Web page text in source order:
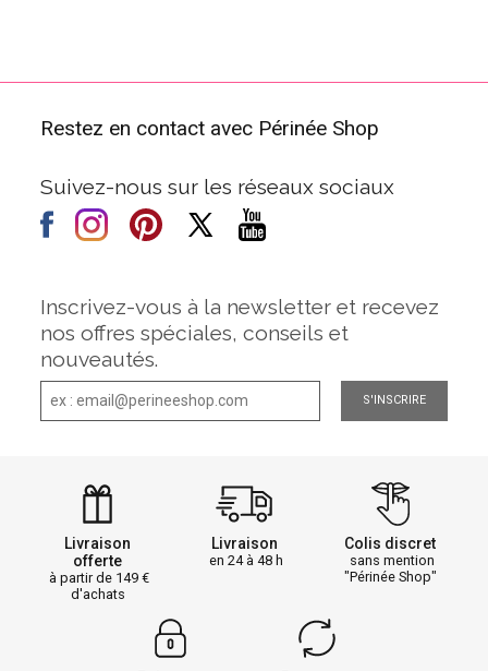
Restez en contact avec Périnée Shop
Suivez-nous sur les réseaux sociaux
Inscrivez-vous à la newsletter et recevez
nos offres spéciales, conseils et
nouveautés.
S'INSCRIRE
Livraison
offerte
à partir de 149
d'achats
Livraison
en 24 à 48 h
Colis discret
sans mention
"Périnée Shop"